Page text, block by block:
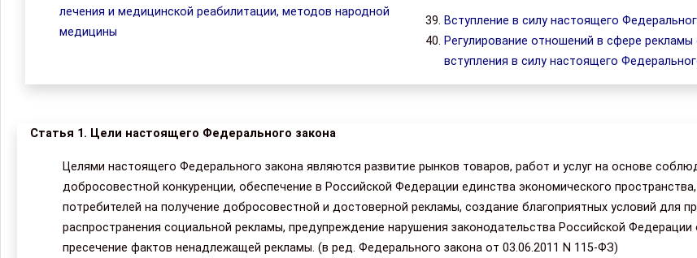
лечения и медицинской реабилитации, методов народной
медицины
Вступление в силу настоящего
Регулирование отношений в сфере рекламы
вступления в силу настоящего
Статья 1. Цели настоящего Федерального закона
Целями настоящего Федерального закона являются развитие рынков товаров, работ и услуг на основе
добросовестной конкуренции, обеспечение в Российской Федерации единства экономического
потребителей на получение добросовестной и достоверной рекламы, создание благоприятных условий для
распространения социальной рекламы, предупреждение нарушения законодательства Российской Федерации
пресечение фактов ненадлежащей рекламы. (в ред. Федерального закона от 03.06.2011 N 115-ФЗ)